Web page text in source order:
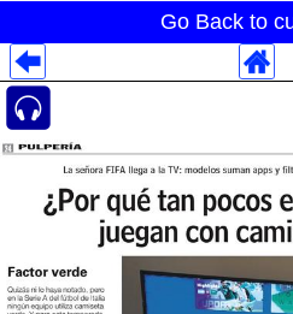
Go Back to
Despliegues Analytics
Despliegues Totales
Despliegues por Rubros